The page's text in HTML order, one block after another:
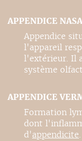
APPENDICE
Appendice
l'appareil
l'extérieur. Il
système
APPENDICE
Formation
dont
d'appendicite.